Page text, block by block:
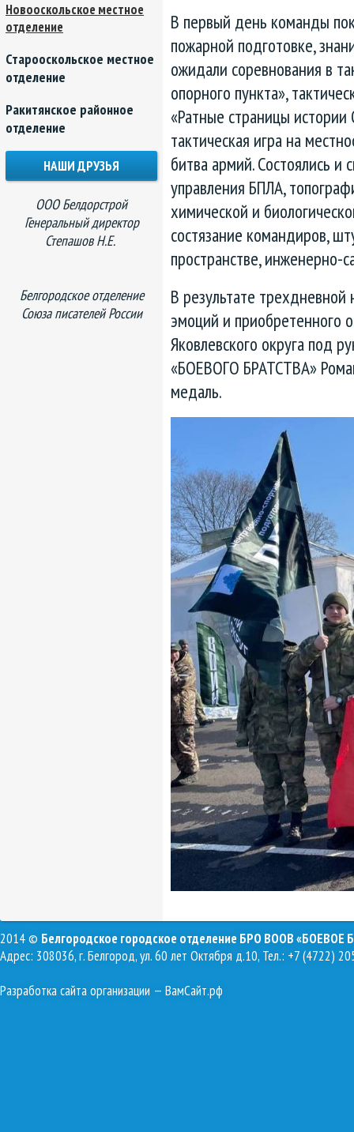
В первый день команды
пожарной подготовке,
ожидали соревнования в
опорного пункта»,
«Ратные страницы истории
тактическая игра на
битва армий. Состоялись и
управления БПЛА,
химической и
состязание командиров,
пространстве, инженерно-
В результате
эмоций и приобретенного
Яковлевского округа под
«БОЕВОГО БРАТСТВА»
медаль.
Новооскольское местное
отделение
Старооскольское местное
отделение
Ракитянское районное
отделение
НАШИ ДРУЗЬЯ
ООО Белдорстрой
Генеральный директор
Степашов Н.Е.
Белгородское отделение
Союза писателей России
2014 © Белгородское городское отделение БРО ВООВ «БОЕВОЕ
Адрес: 308036, г. Белгород, ул. 60 лет Октября д.10, Тел.: +7 (4722)
Разработка сайта организации — ВамСайт.рф